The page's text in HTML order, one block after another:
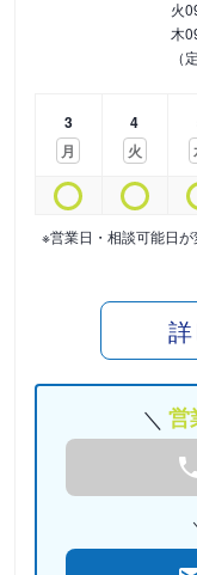
火
木
（
3
月
4
火
※営業日・相談可能日
営